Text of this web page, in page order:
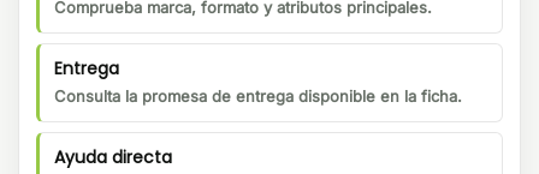
Comprueba marca, formato y atributos principales.
Entrega
Consulta la promesa de entrega disponible en la ficha.
Ayuda directa